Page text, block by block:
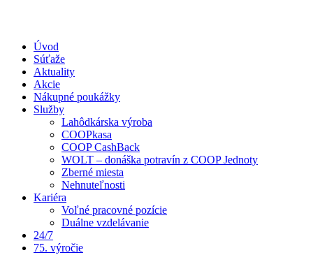
Úvod
Súťaže
Aktuality
Akcie
Nákupné poukážky
Služby
Lahôdkárska výroba
COOPkasa
COOP CashBack
WOLT – donáška potravín z COOP Jednoty
Zberné miesta
Nehnuteľnosti
Kariéra
Voľné pracovné pozície
Duálne vzdelávanie
24/7
75. výročie